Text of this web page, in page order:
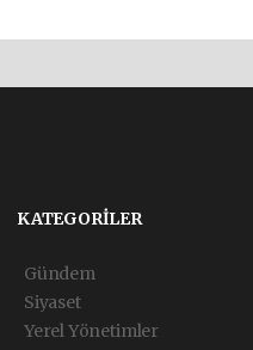
KATEGORİLER
Gündem
Siyaset
Yerel Yönetimler